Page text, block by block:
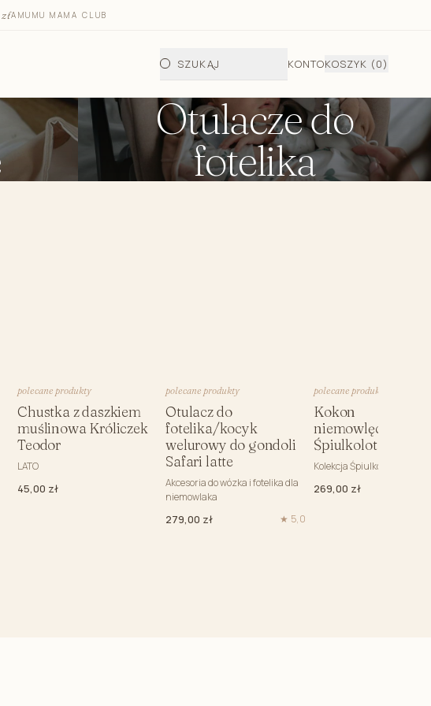
AMUMU MAMA CLUB
Otulacze do fotelika i gondoli
Otulacz do fotelika i gondoli jesienno - zimowy
Kocyk Przedszkolaka
Poduszki z uszami
SZUKAJ KONTOKOSZYK (0)
Otulacze do
fotelika
polecane produkty
Chustka z daszkiem
muślinowa Króliczek
Teodor
LATO
45,00 zł
polecane produkty
Otulacz do
fotelika/kocyk
welurowy do gondoli
Safari latte
Akcesoria do wózka i fotelika dla
niemowlaka
279,00 zł ★ 5,0
polecane produkty
Kokon
niemowlęcy/
Śpiulkolot
Kolekcja Śpiulkolot
269,00 zł